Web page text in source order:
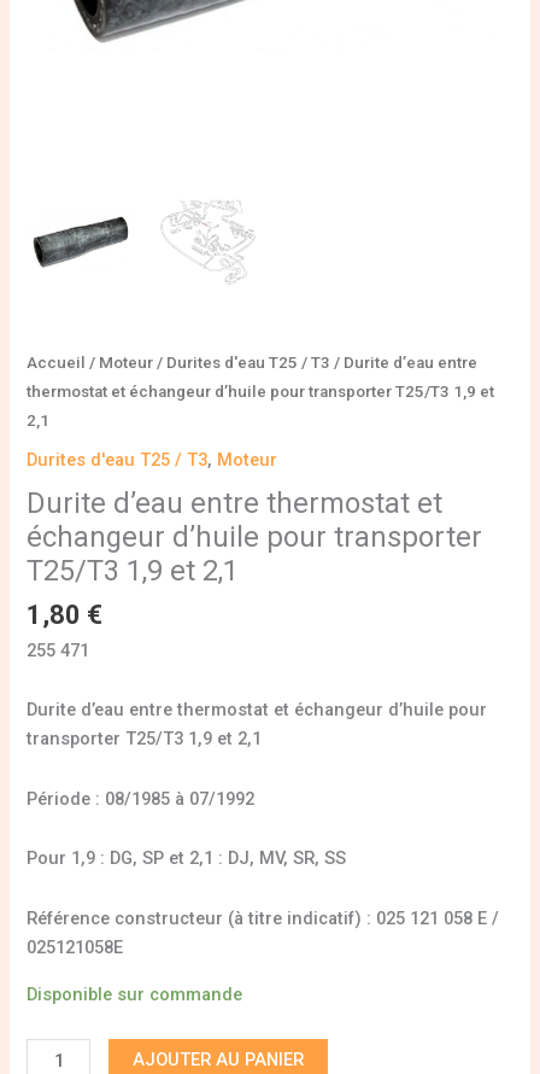
Accueil / Moteur / Durites d'eau T25 / T3 / Durite d’eau entre
thermostat et échangeur d’huile pour transporter T25/T3 1,9 et
2,1
Durites d'eau T25 / T3, Moteur
Durite d’eau entre thermostat et
échangeur d’huile pour transporter
T25/T3 1,9 et 2,1
1,80 €
255 471
Durite d’eau entre thermostat et échangeur d’huile pour
transporter T25/T3 1,9 et 2,1
Période : 08/1985 à 07/1992
Pour 1,9 : DG, SP et 2,1 : DJ, MV, SR, SS
Référence constructeur (à titre indicatif) : 025 121 058 E /
025121058E
Disponible sur commande
T25/T3
AJOUTER AU PANIER